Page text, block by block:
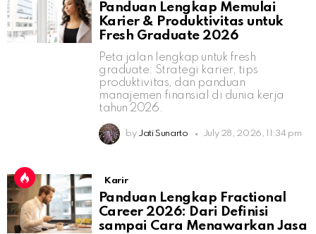
Panduan Lengkap Memulai
Karier & Produktivitas untuk
Fresh Graduate 2026
Peta jalan lengkap untuk fresh
graduate: Strategi karier, tips
produktivitas, dan panduan
manajemen finansial di dunia kerja
tahun 2026.
by Jati Sunarto July 28, 2026, 11:34 pm
Karir
Panduan Lengkap Fractional
Career 2026: Dari Definisi
sampai Cara Menawarkan Jasa